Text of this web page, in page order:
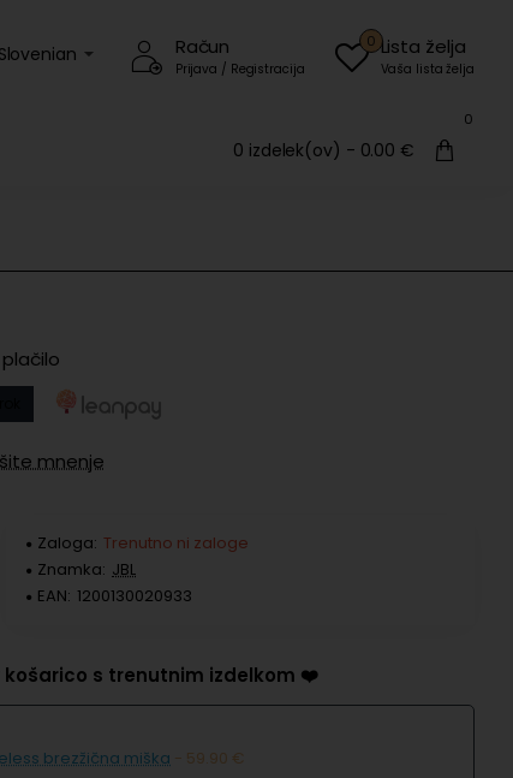
Slovenian Račun
Prijava / Registracija
Lista želja
Vaša lista želja
0
0 izdelek(ov) - 0.00 €
0
mnenje
Zaloga: Trenutno ni zaloge
Znamka: JBL
EAN: 1200130020933
košarico s trenutnim izdelkom ❤️
brezžična miška - 59.90 €